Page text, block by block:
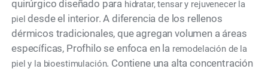
quirúrgico diseñado para hidratar, tensar y rejuvenecer la
piel desde el interior. A diferencia de los rellenos
dérmicos tradicionales, que agregan volumen a áreas
específicas, Profhilo se enfoca en la remodelación de la
piel y la bioestimulación. Contiene una alta concentración